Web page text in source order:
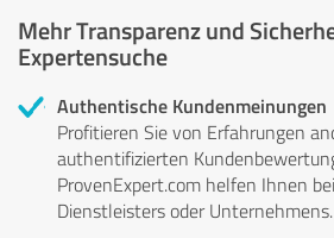
Mehr Transparenz und
Expertensuche
Authentische Kundenmeinungen
Profitieren Sie von Erfahrungen
authentifizierten
ProvenExpert.com helfen Ihnen
Dienstleisters oder Unternehmens.